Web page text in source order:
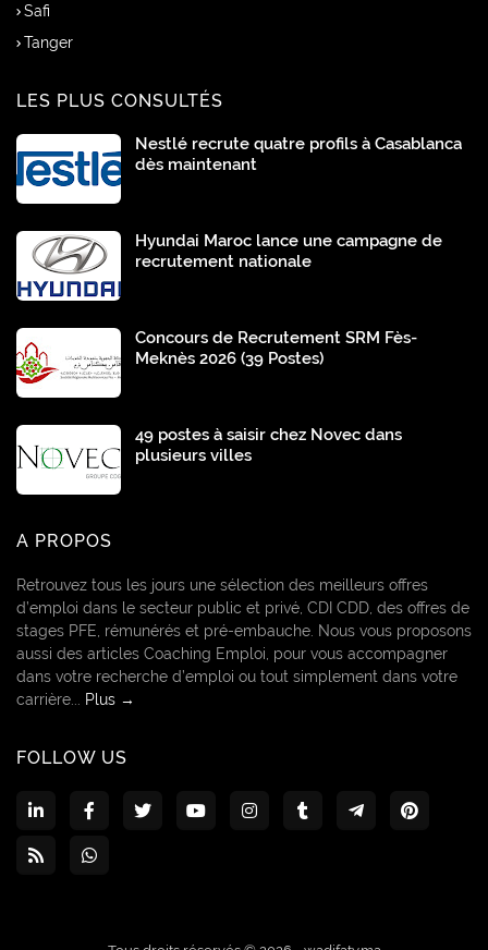
Safi
Tanger
LES PLUS CONSULTÉS
Nestlé recrute quatre profils à Casablanca
dès maintenant
Hyundai Maroc lance une campagne de
recrutement nationale
Concours de Recrutement SRM Fès-
Meknès 2026 (39 Postes)
49 postes à saisir chez Novec dans
plusieurs villes
A PROPOS
Retrouvez tous les jours une sélection des meilleurs offres
d’emploi dans le secteur public et privé, CDI CDD, des offres de
stages PFE, rémunérés et pré-embauche. Nous vous proposons
aussi des articles Coaching Emploi, pour vous accompagner
dans votre recherche d’emploi ou tout simplement dans votre
carrière...
Plus →
FOLLOW US